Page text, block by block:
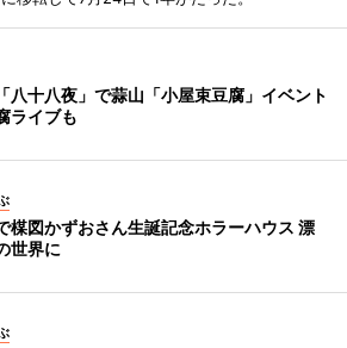
八十八夜」で蒜山「小屋束豆腐」イベント
ライブも
楳図かずおさん生誕記念ホラーハウス 漂
世界に